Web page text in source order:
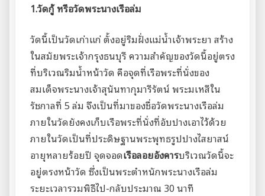
1.วัดกู้ หรือวัดพระนางเรือล่ม
วัดนี้เป็นวัดเก่าแก่ ตั้งอยู่ริมฝั่งแม่น้ำเจ้าพระยา สร้าง
ในสมัยพระเจ้ากรุงธนบุรี ความสำคัญของวัดนี้อยู่ตรง
ที่บริเวณริมน้ำหน้าวัด คือจุดที่เรือพระที่นั่งของ
สมเด็จพระนางเจ้าสุนันทากุมารีรัตน์ พระมเหสีใน
รัชกาลที่ 5 ล่ม จึงเป็นที่มาของชื่อวัดพระนางเรือล่ม
ภายในวัดยังคงเก็บเรือพระที่นั่งที่อับปางเอาไว้ด้วย
ภายในวัดเป็นที่ประดิษฐานพระพุทธรูปปางไสยาสน์
อายุหลายร้อยปี จุดจอดเรือลอยอังคารบริเวณวัดนี้จะ
อยู่ตรงหน้าวัด ซึ่งเป็นพระตำหนักพระนางเรือล่ม
ระยะเวลารวมพิธีไป-กลับประมาณ 30 นาที